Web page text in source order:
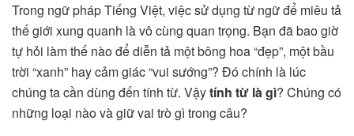
Trong ngữ pháp Tiếng Việt, việc sử dụng từ ngữ để miêu tả
thế giới xung quanh là vô cùng quan trọng. Bạn đã bao giờ
tự hỏi làm thế nào để diễn tả một bông hoa “đẹp”, một bầu
trời “xanh” hay cảm giác “vui sướng”? Đó chính là lúc
chúng ta cần dùng đến tính từ. Vậytính từ là gì? Chúng có
những loại nào và giữ vai trò gì trong câu?